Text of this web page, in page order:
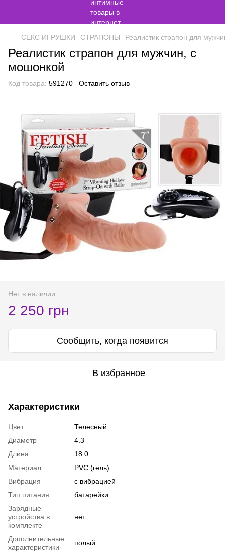
СЕКС ИГРУШКИ СТРАПОНЫ Реалистик страпон для
Реалистик страпон для мужчин, с
мошонкой
Код товара: 591270 Оставить отзыв
Нет в наличии
2 250 грн
Сообщить, когда появится
В избранное
Характеристики
Цвет
Телесный
Диаметр
4.3
Длина
18.0
Материал
PVC (гель)
Вибрация
с вибрацией
Тип питания
батарейки
Зарядные
устройства в
комплекте
нет
Дополнительные
характеристики
полый